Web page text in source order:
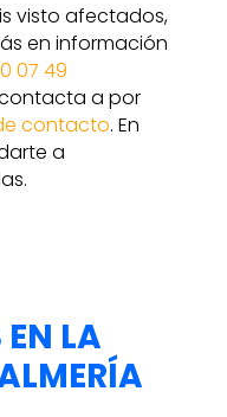
visto afectados,
en información
07 49
a por
contacto. En
a
LA